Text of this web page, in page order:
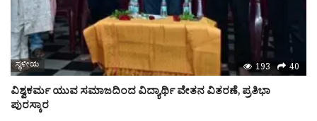
ಸ್ಥಳೀಯ 193 40
ವಿಶ್ವಕರ್ಮ ಯುವ ಸಮಾಜದಿಂದ ವಿದ್ಯಾರ್ಥಿ ವೇತನ ವಿತರಣೆ, ಪ್ರತಿಭಾ
ಪುರಸ್ಕಾರ